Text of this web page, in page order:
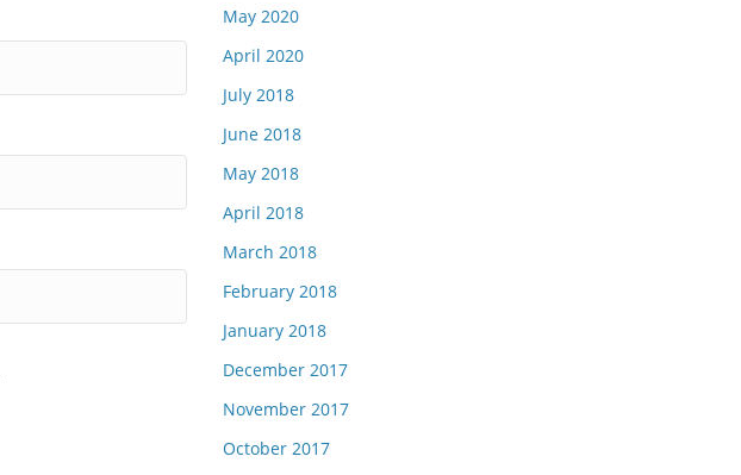
May 2020
April 2020
July 2018
June 2018
May 2018
April 2018
March 2018
February 2018
January 2018
December 2017
November 2017
October 2017